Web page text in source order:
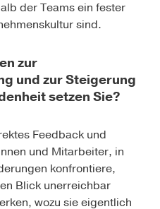
der Teams ein fester
sind.
zur
und zur Steigerung
setzen Sie?
Feedback und
und Mitarbeiter, in
konfrontiere,
Blick unerreichbar
wozu sie eigentlich